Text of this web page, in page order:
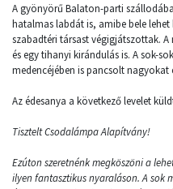
A gyönyörű Balaton-parti
hatalmas labdát is, amibe bele
szabadtéri társast végigjátszottak.
és egy tihanyi kirándulás is. A sok-
medencéjében is pancsolt nagyokat
Az édesanya a következő levelet
Tisztelt Csodalámpa Alapítvány!
Ezúton szeretnénk megköszöni a
ilyen fantasztikus nyaraláson. A